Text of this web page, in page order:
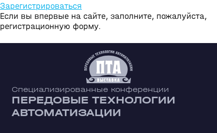
Зарегистрироваться
Если вы впервые на сайте, заполните, пожалуйста,
регистрационную форму.
Специализированные конференции
ПЕРЕДОВЫЕ ТЕХНОЛОГИИ
АВТОМАТИЗАЦИИ